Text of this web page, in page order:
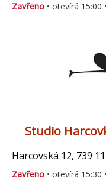
Zavřeno • otevírá 15:00
Studio
Harcovská 12, 739
Zavřeno • otevírá 15:30